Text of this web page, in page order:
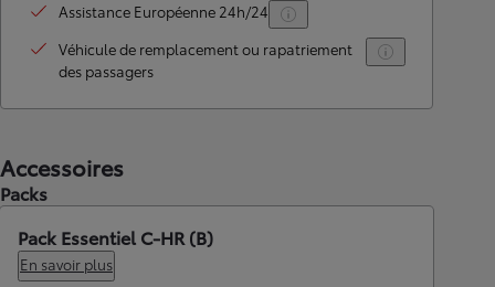
Assistance Européenne 24h/24
Véhicule de remplacement ou rapatriement
des passagers
Accessoires
Packs
Pack Essentiel C-HR (B)
En savoir plus